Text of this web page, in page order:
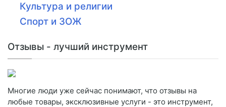
Культура и религии
Спорт и ЗОЖ
Отзывы - лучший инструмент
Многие люди уже сейчас понимают, что отзывы на
любые товары, эксклюзивные услуги - это инструмент,